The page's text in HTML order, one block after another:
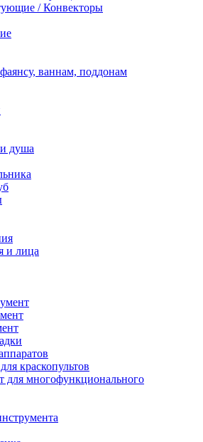
/ Конвекторы
ваннам, поддонам
душа
и лица
краскопультов
для многофункционального